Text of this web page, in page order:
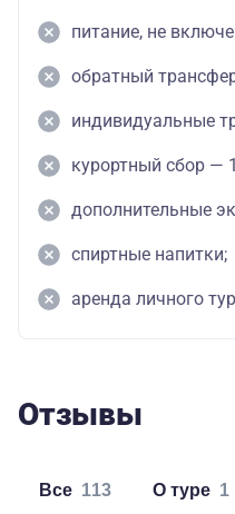
питание, не
обратный
индивидуальные
курортный сбор —
дополнительные
спиртные напитки;
аренда личного
Отзывы
Все 113 о туре 1